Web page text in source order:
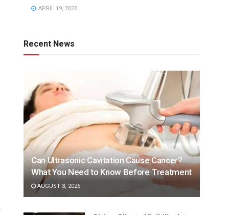
APRIL 19, 2025
Recent News
Can Ultrasonic Cavitation Cause Cancer?
What You Need to Know Before Treatment
AUGUST 3, 2026